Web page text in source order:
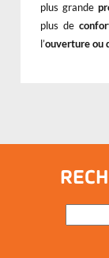
plus grande
plus de
l’ouverture ou
Mots-